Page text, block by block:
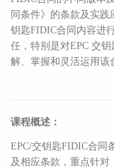
同条件》的条款及实
钥匙FIDIC合同内容进
任，特别是对EPC 交
解、掌握和灵活运用该
课程概述：
EPC/交钥匙FIDIC合同
及相应条款，重点针对